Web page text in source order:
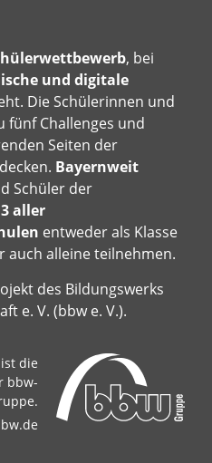
, bei
und digitale
Die Schülerinnen und
fünf Challenges und
Seiten der
Bayernweit
Schüler der
aller
entweder als Klasse
auch alleine teilnehmen.
des Bildungswerks
e. V. (bbw e. V.).
die
bbw-